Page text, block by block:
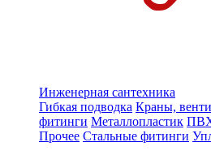
Инженерная сантехника
Гибкая подводка Краны,
фитинги Металлопластик
Прочее Стальные фитинги